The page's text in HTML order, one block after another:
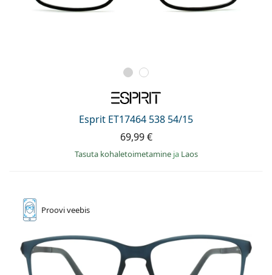
Esprit ET17464 538 54/15
69,99 €
Tasuta kohaletoimetamine ja Laos
Prooviveebis